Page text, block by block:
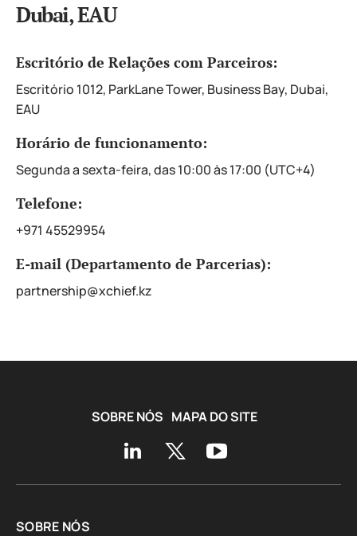
Dubai, EAU
Escritório de Relações com Parceiros:
Escritório 1012, ParkLane Tower, Business Bay, Dubai,
EAU
Horário de funcionamento:
Segunda a sexta-feira, das 10:00 às 17:00 (UTC+4)
Telefone:
+971 45529954
E-mail (Departamento de Parcerias):
partnership@xchief.kz
SOBRE NÓS MAPA DO SITE
SOBRE NÓS